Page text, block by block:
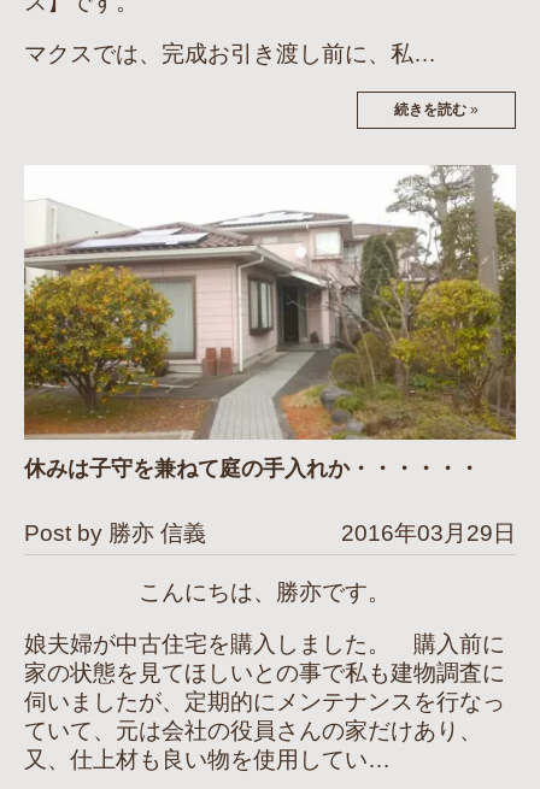
マクスでは、完成お引き渡し前に、私…
続きを読む »
休みは子守を兼ねて庭の手入れか・・・・・・
Post by 勝亦 信義 2016年03月29日
こんにちは、勝亦です。
娘夫婦が中古住宅を購入しました。 購入前に
家の状態を見てほしいとの事で私も建物調査に
伺いましたが、定期的にメンテナンスを行なっ
ていて、元は会社の役員さんの家だけあり、
又、仕上材も良い物を使用してい…